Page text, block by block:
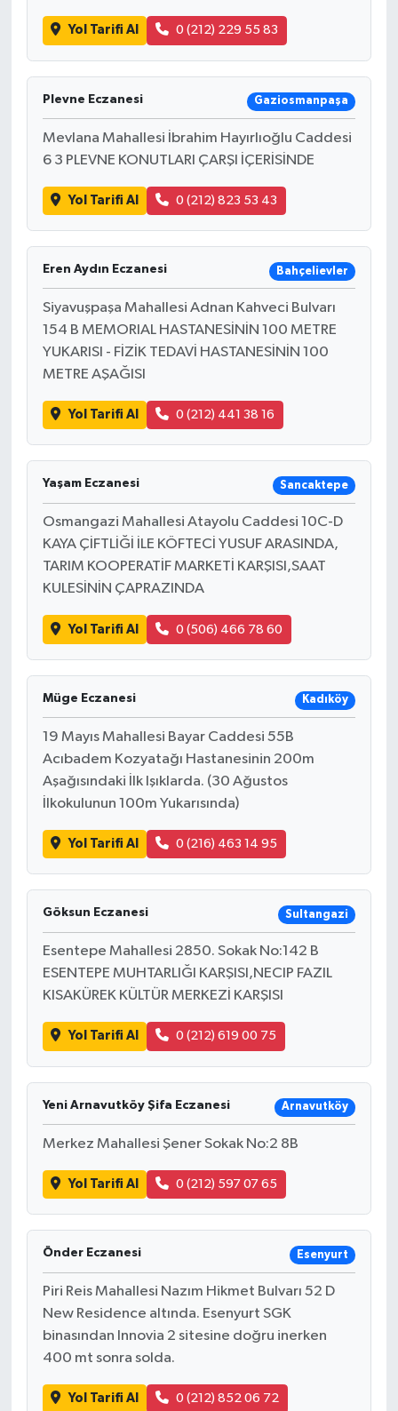
Yol Tarifi Al 0 (212) 229 55 83
Plevne Eczanesi Gaziosmanpaşa
Mevlana Mahallesi İbrahim Hayırlıoğlu Caddesi
6 3 PLEVNE KONUTLARI ÇARŞI İÇERİSİNDE
Yol Tarifi Al 0 (212) 823 53 43
Eren Aydın Eczanesi Bahçelievler
Siyavuşpaşa Mahallesi Adnan Kahveci Bulvarı
154 B MEMORIAL HASTANESİNİN 100 METRE
YUKARISI - FİZİK TEDAVİ HASTANESİNİN 100
METRE AŞAĞISI
Yol Tarifi Al 0 (212) 441 38 16
Yaşam Eczanesi Sancaktepe
Osmangazi Mahallesi Atayolu Caddesi 10C-D
KAYA ÇİFTLİĞİ İLE KÖFTECİ YUSUF ARASINDA,
TARIM KOOPERATİF MARKETİ KARŞISI,SAAT
KULESİNİN ÇAPRAZINDA
Yol Tarifi Al 0 (506) 466 78 60
Müge Eczanesi Kadıköy
19 Mayıs Mahallesi Bayar Caddesi 55B
Acıbadem Kozyatağı Hastanesinin 200m
Aşağısındaki İlk Işıklarda. (30 Ağustos
İlkokulunun 100m Yukarısında)
Yol Tarifi Al 0 (216) 463 14 95
Göksun Eczanesi Sultangazi
Esentepe Mahallesi 2850. Sokak No:142 B
ESENTEPE MUHTARLIĞI KARŞISI,NECIP FAZIL
KISAKÜREK KÜLTÜR MERKEZİ KARŞISI
Yol Tarifi Al 0 (212) 619 00 75
Yeni Arnavutköy Şifa Eczanesi Arnavutköy
Merkez Mahallesi Şener Sokak No:2 8B
Yol Tarifi Al 0 (212) 597 07 65
Önder Eczanesi Esenyurt
Piri Reis Mahallesi Nazım Hikmet Bulvarı 52 D
New Residence altında. Esenyurt SGK
binasından Innovia 2 sitesine doğru inerken
400 mt sonra solda.
Yol Tarifi Al 0 (212) 852 06 72